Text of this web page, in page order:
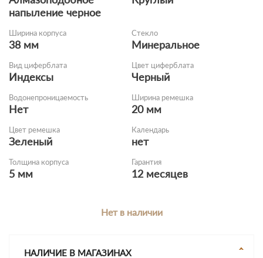
напыление черное
Ширина корпуса
38 мм
Стекло
Минеральное
Вид циферблата
Индексы
Цвет циферблата
Черный
Водонепроницаемость
Нет
Ширина ремешка
20 мм
Цвет ремешка
Зеленый
Календарь
нет
Толщина корпуса
5 мм
Гарантия
12 месяцев
Нет в наличии
НАЛИЧИЕ В МАГАЗИНАХ